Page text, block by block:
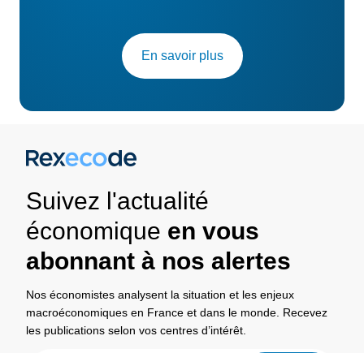
En savoir plus
Suivez l'actualité
économique en vous
abonnant à nos alertes
Nos économistes analysent la situation et les enjeux
macroéconomiques en France et dans le monde. Recevez
les publications selon vos centres d’intérêt.